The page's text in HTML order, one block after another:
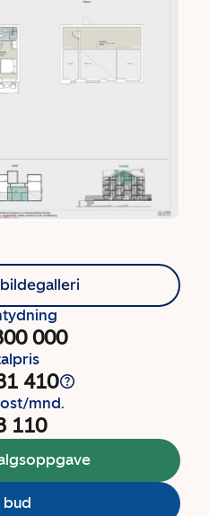
000
410
mnd.
110
bud